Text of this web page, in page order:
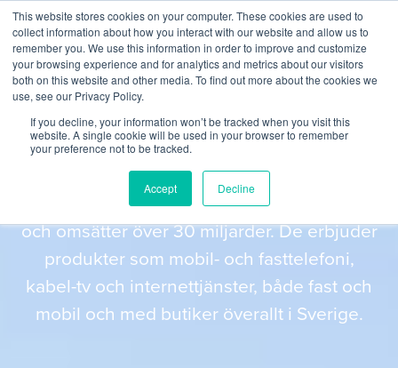
This website stores cookies on your computer. These cookies are used to
collect information about how you interact with our website and allow us to
remember you. We use this information in order to improve and customize
your browsing experience and for analytics and metrics about our visitors
both on this website and other media. To find out more about the cookies we
use, see our Privacy Policy.
If you decline, your information won’t be tracked when you visit this
website. A single cookie will be used in your browser to remember
your preference not to be tracked.
Accept Decline
Tele2 - Slutar aldrig utmana
Tele2 är en svensk telekomoperatör med
fler än 30 miljoner abonnenter i tio länder
och omsätter över 30 miljarder. De erbjuder
produkter som mobil- och fasttelefoni,
kabel-tv och internettjänster, både fast och
mobil och med butiker överallt i Sverige.